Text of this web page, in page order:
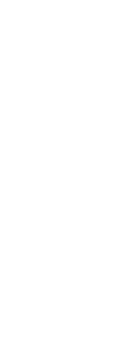
zu fai­ren Prei­sen